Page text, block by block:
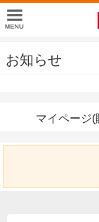
お知らせ
マイページ(